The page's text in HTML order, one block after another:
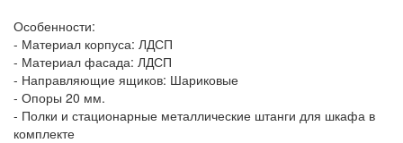
Особенности:
- Материал корпуса: ЛДСП
- Материал фасада: ЛДСП
- Направляющие ящиков: Шариковые
- Опоры 20 мм.
- Полки и стационарные металлические штанги для шкафа в
комплекте